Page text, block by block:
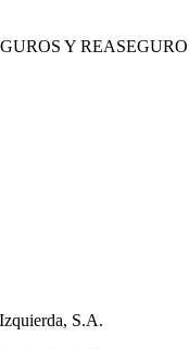
Y
S.A.